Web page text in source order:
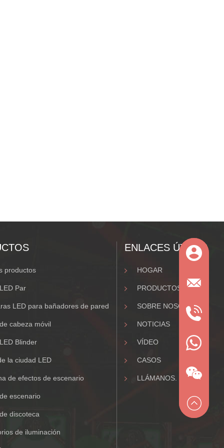
productos
Par
LED para bañadores de pared
cabeza móvil
Blinder
la ciudad LED
de efectos de escenario
escenario
discoteca
de iluminación
ENLACES ÚTILES
HOGAR
PRODUCTOS
SOBRE NOSOTROS.
NOTICIAS
VÍDEO
CASOS
LLÁMANOS.